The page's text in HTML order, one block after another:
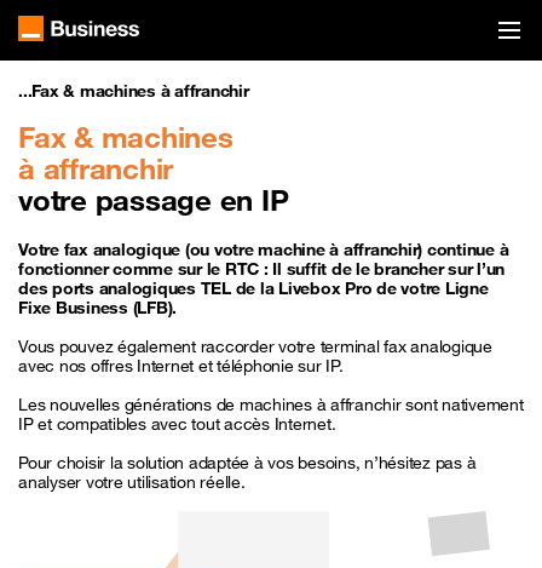
...Fax & machines à affranchir
Fax & machines
à affranchir
votre passage en IP
Votre fax analogique (ou votre machine à affranchir) continue à
fonctionner comme sur le RTC : Il suffit de le brancher sur l’un
des ports analogiques TEL de la Livebox Pro de votre Ligne
Fixe Business (LFB).
Vous pouvez également raccorder votre terminal fax analogique
avec nos offres Internet et téléphonie sur IP.
Les nouvelles générations de machines à affranchir sont nativement
IP et compatibles avec tout accès Internet.
Pour choisir la solution adaptée à vos besoins, n’hésitez pas à
analyser votre utilisation réelle.